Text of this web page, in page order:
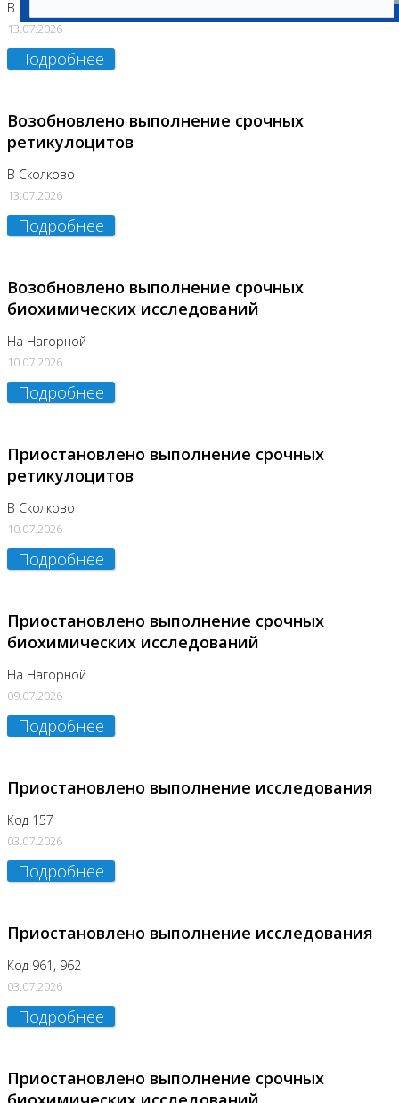
В Бутово
13.07.2026
Подробнее
Возобновлено выполнение срочных
ретикулоцитов
В Сколково
13.07.2026
Подробнее
Возобновлено выполнение срочных
биохимических исследований
На Нагорной
10.07.2026
Подробнее
Приостановлено выполнение срочных
ретикулоцитов
В Сколково
10.07.2026
Подробнее
Приостановлено выполнение срочных
биохимических исследований
На Нагорной
09.07.2026
Подробнее
Приостановлено выполнение исследования
Код 157
03.07.2026
Подробнее
Приостановлено выполнение исследования
Код 961, 962
03.07.2026
Подробнее
Приостановлено выполнение срочных